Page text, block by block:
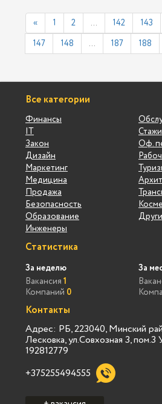
« 1 2 ... 142 143
147 148 ... 187 188
Все категории
Финансы
IT
Закон
Дизайн
Маркетинг
Медицина
Продажа
Безопасность
Образование
Инженеры
Оф.
Статистика
За неделю
Вакансия 1
Компаний 0
За
Контакты
Адрес: РБ, 223040, Минский
Лесковка, ул.Совхозная 3,
192812779
+375255494555